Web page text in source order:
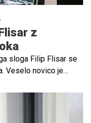
z
sloga Filip Flisar se
Veselo novico je
je jasno razvidno,